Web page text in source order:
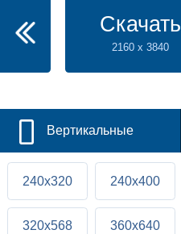
Скачать
2160 x 3840
Вертикальные
240x320 240x400
320x568 360x640